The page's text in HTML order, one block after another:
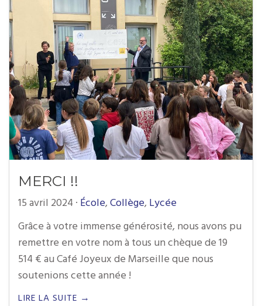
MERCI !!
15 avril 2024 · École, Collège, Lycée
Grâce à votre immense générosité, nous avons pu
remettre en votre nom à tous un chèque de 19
514 € au Café Joyeux de Marseille que nous
soutenions cette année !
LIRE LA SUITE →